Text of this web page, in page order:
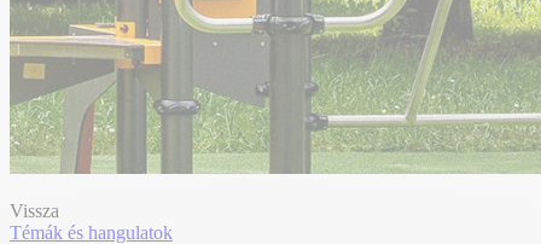
Vissza
Témák és hangulatok